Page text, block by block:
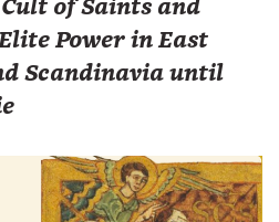
of Saints and
Power in East
Scandinavia until